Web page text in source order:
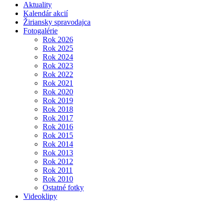
Aktuality
Kalendár akcií
Žiriansky spravodajca
Fotogalérie
Rok 2026
Rok 2025
Rok 2024
Rok 2023
Rok 2022
Rok 2021
Rok 2020
Rok 2019
Rok 2018
Rok 2017
Rok 2016
Rok 2015
Rok 2014
Rok 2013
Rok 2012
Rok 2011
Rok 2010
Ostatné fotky
Videoklipy